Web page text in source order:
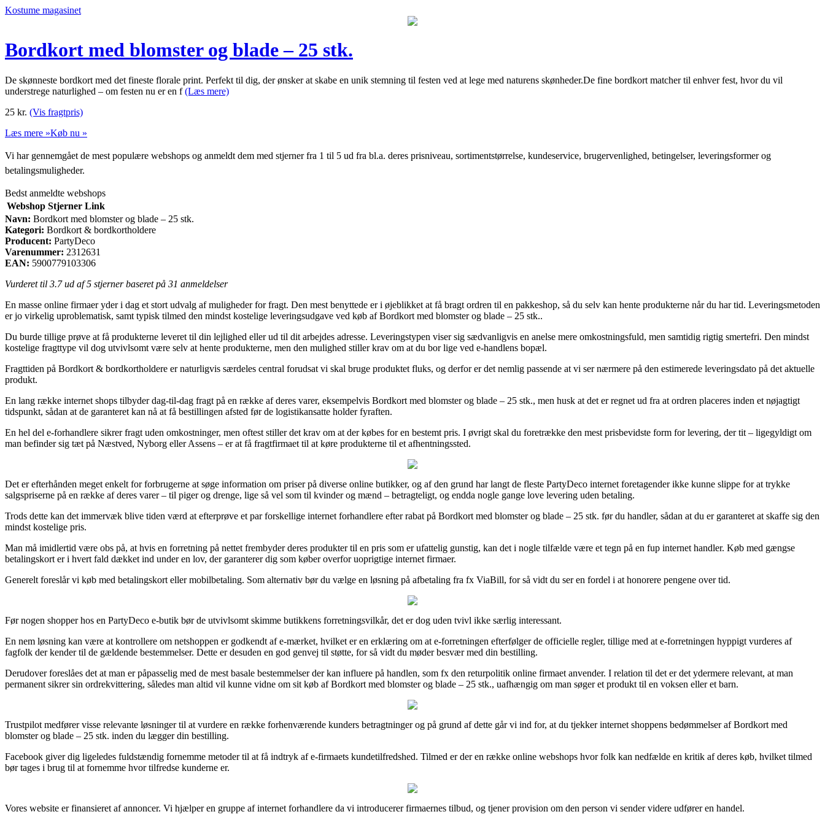
Kostume magasinet
Bordkort med blomster og blade – 25 stk.
De skønneste bordkort med det fineste florale print. Perfekt til dig, der ønsker at skabe en unik stemning til festen ved at lege med naturens skønheder.De fine bordkort matcher til enhver fest, hvor du vil
understrege naturlighed – om festen nu er en f(Læs mere)
25 kr. (Vis fragtpris)
Læs mere »Køb nu »
Vi har gennemgået de mest populære webshops og anmeldt dem med stjerner fra 1 til 5 ud fra bl.a. deres prisniveau, sortimentstørrelse, kundeservice, brugervenlighed, betingelser, leveringsformer og
betalingsmuligheder.
Bedst anmeldte webshops
Webshop Stjerner Link
Navn: Bordkort med blomster og blade – 25 stk.
Kategori: Bordkort & bordkortholdere
Producent: PartyDeco
Varenummer: 2312631
EAN: 5900779103306
Vurderet til 3.7ud af 5 stjerner baseret på 31 anmeldelser
En masse online firmaer yder i dag et stort udvalg af muligheder for fragt. Den mest benyttede er i øjeblikket at få bragt ordren til en pakkeshop, så du selv kan hente produkterne når du har tid. Leveringsmetoden
er jo virkelig uproblematisk, samt typisk tilmed den mindst kostelige leveringsudgave ved køb af Bordkort med blomster og blade – 25 stk..
Du burde tillige prøve at få produkterne leveret til din lejlighed eller ud til dit arbejdes adresse. Leveringstypen viser sig sædvanligvis en anelse mere omkostningsfuld, men samtidig rigtig smertefri. Den mindst
kostelige fragttype vil dog utvivlsomt være selv at hente produkterne, men den mulighed stiller krav om at du bor lige ved e-handlens bopæl.
Fragttiden på Bordkort & bordkortholdere er naturligvis særdeles central forudsat vi skal bruge produktet fluks, og derfor er det nemlig passende at vi ser nærmere på den estimerede leveringsdato på det aktuelle
produkt.
En lang række internet shops tilbyder dag-til-dag fragt på en række af deres varer, eksempelvis Bordkort med blomster og blade – 25 stk., men husk at det er regnet ud fra at ordren placeres inden et nøjagtigt
tidspunkt, sådan at de garanteret kan nå at få bestillingen afsted før de logistikansatte holder fyraften.
En hel del e-forhandlere sikrer fragt uden omkostninger, men oftest stiller det krav om at der købes for en bestemt pris. I øvrigt skal du foretrække den mest prisbevidste form for levering, der tit – ligegyldigt om
man befinder sig tæt på Næstved, Nyborg eller Assens – er at få fragtfirmaet til at køre produkterne til et afhentningssted.
Det er efterhånden meget enkelt for forbrugerne at søge information om priser på diverse online butikker, og af den grund har langt de fleste PartyDeco internet foretagender ikke kunne slippe for at trykke
salgspriserne på en række af deres varer – til piger og drenge, lige så vel som til kvinder og mænd – betragteligt, og endda nogle gange love levering uden betaling.
Trods dette kan det immervæk blive tiden værd at efterprøve et par forskellige internet forhandlere efter rabat på Bordkort med blomster og blade – 25 stk. før du handler, sådan at du er garanteret at skaffe sig den
mindst kostelige pris.
Man må imidlertid være obs på, at hvis en forretning på nettet frembyder deres produkter til en pris som er ufattelig gunstig, kan det i nogle tilfælde være et tegn på en fup internet handler. Køb med gængse
betalingskort er i hvert fald dækket ind under en lov, der garanterer dig som køber overfor uoprigtige internet firmaer.
Generelt foreslår vi køb med betalingskort eller mobilbetaling. Som alternativ bør du vælge en løsning på afbetaling fra fx ViaBill, for så vidt du ser en fordel i at honorere pengene over tid.
Før nogen shopper hos en PartyDeco e-butik bør de utvivlsomt skimme butikkens forretningsvilkår, det er dog uden tvivl ikke særlig interessant.
En nem løsning kan være at kontrollere om netshoppen er godkendt af e-mærket, hvilket er en erklæring om at e-forretningen efterfølger de officielle regler, tillige med at e-forretningen hyppigt vurderes af
fagfolk der kender til de gældende bestemmelser. Dette er desuden en god genvej til støtte, for så vidt du møder besvær med din bestilling.
Derudover foreslåes det at man er påpasselig med de mest basale bestemmelser der kan influere på handlen, som fx den returpolitik online firmaet anvender. I relation til det er det ydermere relevant, at man
permanent sikrer sin ordrekvittering, således man altid vil kunne vidne om sit køb af Bordkort med blomster og blade – 25 stk., uafhængig om man søger et produkt til en voksen eller et barn.
Trustpilot medfører visse relevante løsninger til at vurdere en række forhenværende kunders betragtninger og på grund af dette går vi ind for, at du tjekker internet shoppens bedømmelser af Bordkort med
blomster og blade – 25 stk. inden du lægger din bestilling.
Facebook giver dig ligeledes fuldstændig fornemme metoder til at få indtryk af e-firmaets kundetilfredshed. Tilmed er der en række online webshops hvor folk kan nedfælde en kritik af deres køb, hvilket tilmed
bør tages i brug til at fornemme hvor tilfredse kunderne er.
Vores website er finansieret af annoncer. Vi hjælper en gruppe af internet forhandlere da vi introducerer firmaernes tilbud, og tjener provision om den person vi sender videre udfører en handel.